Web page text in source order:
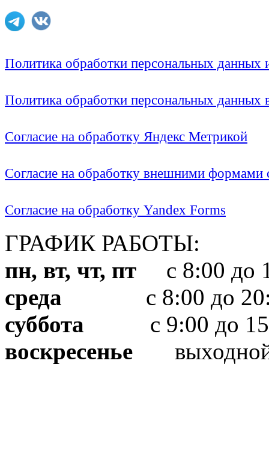
Политика обработки персональных
Политика обработки персональных
Согласие на обработку Яндекс Метрикой
Согласие на обработку внешними формами
Согласие на обработку Yandex Forms
ГРАФИК РАБОТЫ:
пн, вт, чт, пт с 8:00 до
среда с 8:00 до
суббота с 9:00 до
воскресенье